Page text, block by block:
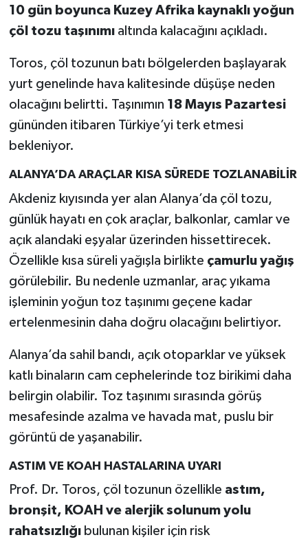
10 gün boyunca Kuzey Afrika kaynaklı yoğun
çöl tozu taşınımıaltında kalacağını açıkladı.
Toros, çöl tozunun batı bölgelerden başlayarak
yurt genelinde hava kalitesinde düşüşe neden
olacağını belirtti. Taşınımın 18 Mayıs Pazartesi
gününden itibaren Türkiye’yi terk etmesi
bekleniyor.
ALANYA’DA ARAÇLAR KISA SÜREDE TOZLANABİLİR
Akdeniz kıyısında yer alan Alanya’da çöl tozu,
günlük hayatı en çok araçlar, balkonlar, camlar ve
açık alandaki eşyalar üzerinden hissettirecek.
Özellikle kısa süreli yağışla birlikte çamurlu yağış
görülebilir. Bu nedenle uzmanlar, araç yıkama
işleminin yoğun toz taşınımı geçene kadar
ertelenmesinin daha doğru olacağını belirtiyor.
Alanya’da sahil bandı, açık otoparklar ve yüksek
katlı binaların cam cephelerinde toz birikimi daha
belirgin olabilir. Toz taşınımı sırasında görüş
mesafesinde azalma ve havada mat, puslu bir
görüntü de yaşanabilir.
ASTIM VE KOAH HASTALARINA UYARI
Prof. Dr. Toros, çöl tozunun özellikle astım,
bronşit, KOAH ve alerjik solunum yolu
rahatsızlığıbulunan kişiler için risk